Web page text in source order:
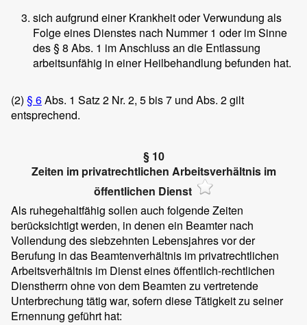
sich aufgrund einer Krankheit oder Verwundung als
Folge eines Dienstes nach Nummer 1 oder im Sinne
des § 8 Abs. 1 im Anschluss an die Entlassung
arbeitsunfähig in einer Heilbehandlung befunden hat.
(2) § 6Abs. 1 Satz 2 Nr. 2, 5 bis 7 und Abs. 2 gilt
entsprechend.
§ 10
Zeiten im privatrechtlichen Arbeitsverhältnis im
öffentlichen Dienst
Als ruhegehaltfähig sollen auch folgende Zeiten
berücksichtigt werden, in denen ein Beamter nach
Vollendung des siebzehnten Lebensjahres vor der
Berufung in das Beamtenverhältnis im privatrechtlichen
Arbeitsverhältnis im Dienst eines öffentlich-rechtlichen
Dienstherrn ohne von dem Beamten zu vertretende
Unterbrechung tätig war, sofern diese Tätigkeit zu seiner
Ernennung geführt hat: